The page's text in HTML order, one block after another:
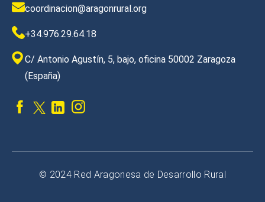
coordinacion@aragonrural.org
+34.976.29.64.18
C/ Antonio Agustín, 5, bajo, oficina 50002 Zaragoza
(España)
© 2024 Red Aragonesa de Desarrollo Rural